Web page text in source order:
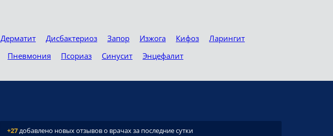
Дерматит Дисбактериоз Запор Изжога Кифоз
Ларингит
Пневмония Псориаз Синусит Энцефалит
+27добавлено новых отзывов о врачах за последние сутки